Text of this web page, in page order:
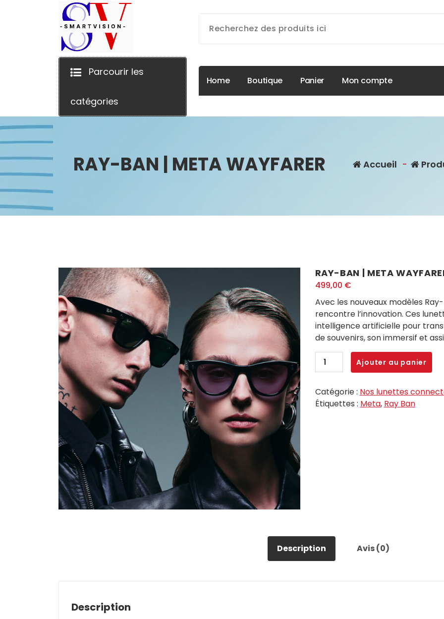
Parcourir les
catégories
Home Boutique Panier Mon compte
RAY-BAN | META WAYFARER Accueil -
RAY-BAN | META
499,00 €
Avec les nouveaux modèles
rencontre l’innovation. Ces
intelligence artificielle pour
de souvenirs, son immersif et
quantité
de
BAN
|
Ajouter au panier
Catégorie : Nos lunettes
Étiquettes : Meta, Ray Ban
Description Avis (0)
Description